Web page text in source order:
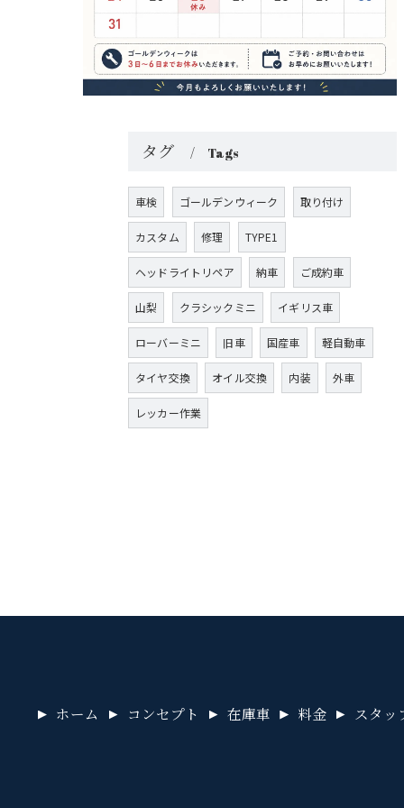
タグ Tags
車検 ゴールデンウィーク 取り付け
カスタム 修理 TYPE1
ヘッドライトリペア 納車 ご成約車
山梨 クラシックミニ イギリス車
ローバーミニ 旧車 国産車 軽自動車
タイヤ交換 オイル交換 内装 外車
レッカー作業
ホーム コンセプト 在庫車 料金 スタッ